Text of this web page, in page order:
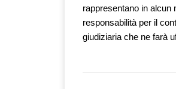
rappresentano in alcun
responsabilità per il
giudiziaria che ne farà